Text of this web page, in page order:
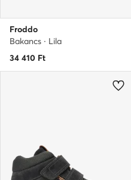
Froddo
Bakancs · Lila
34 410 Ft